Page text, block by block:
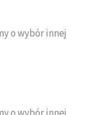
o wybór innej